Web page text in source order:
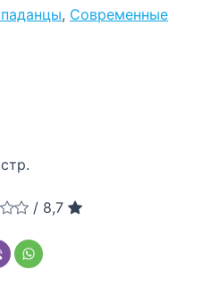
, Современные
/ 8,7